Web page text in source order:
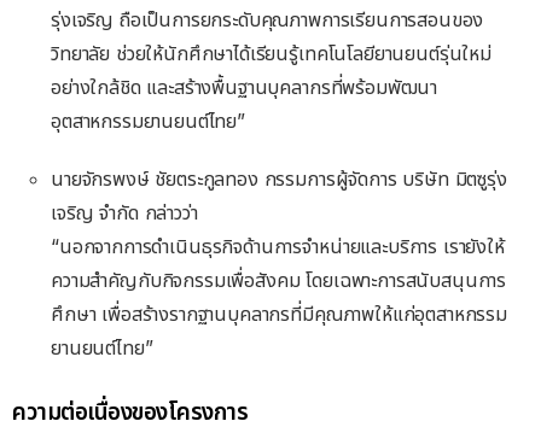
รุ่งเจริญ ถือเป็นการยกระดับคุณภาพการเรียนการสอนของ
วิทยาลัย ช่วยให้นักศึกษาได้เรียนรู้เทคโนโลยียานยนต์รุ่นใหม่
อย่างใกล้ชิด และสร้างพื้นฐานบุคลากรที่พร้อมพัฒนา
อุตสาหกรรมยานยนต์ไทย”
นายจักรพงษ์ ชัยตระกูลทอง กรรมการผู้จัดการ บริษัท มิตซูรุ่ง
เจริญ จำกัด กล่าวว่า
“นอกจากการดำเนินธุรกิจด้านการจำหน่ายและบริการ เรายังให้
ความสำคัญกับกิจกรรมเพื่อสังคม โดยเฉพาะการสนับสนุนการ
ศึกษา เพื่อสร้างรากฐานบุคลากรที่มีคุณภาพให้แก่อุตสาหกรรม
ยานยนต์ไทย”
ความต่อเนื่องของโครงการ